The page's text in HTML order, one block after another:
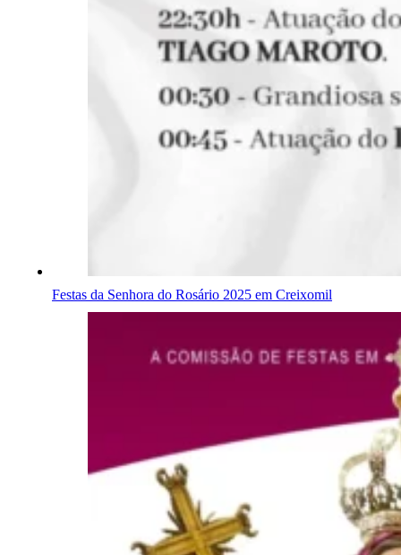
Festas da Senhora do Rosário 2025 em Creixomil